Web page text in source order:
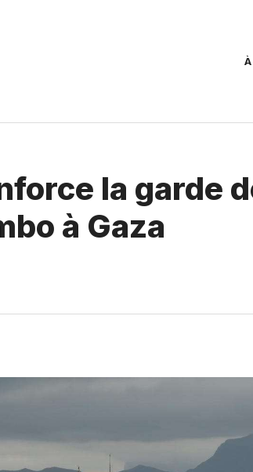
la garde
à Gaza